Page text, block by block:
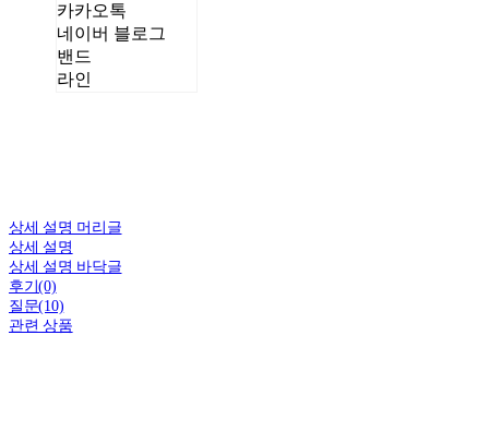
카카오톡
네이버 블로그
밴드
라인
상세 설명 머리글
상세 설명
상세 설명 바닥글
후기(0)
질문(10)
관련 상품